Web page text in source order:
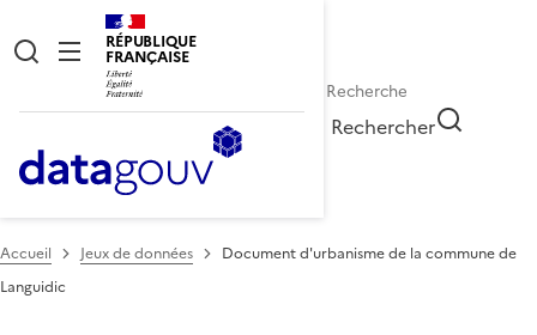
RÉPUBLIQUE
FRANÇAISE
Rechercher
Accueil Jeux de données
Document d'urbanisme de la commune de
Languidic